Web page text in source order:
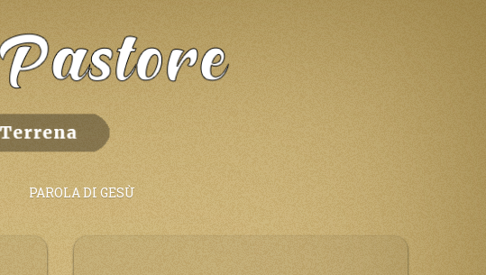
PAROLA DI GESÙ